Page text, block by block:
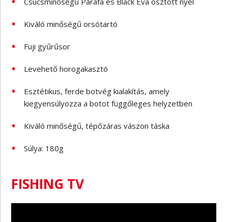
Kiváló minőségű orsótartó
Fuji gyűrűsor
Levehető horogakasztó
Esztétikus, ferde botvég kialakítás, amely
kiegyensúlyozza a botot függőleges helyzetben
Kiváló minőségű, tépőzáras vászon táska
Súlya: 180g
FISHING TV